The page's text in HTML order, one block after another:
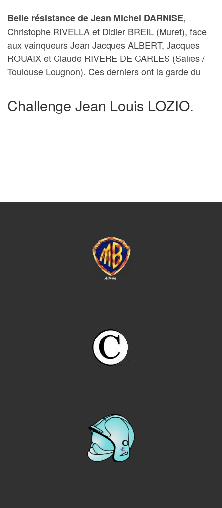
Belle résistance de Jean Michel DARNISE,
Christophe RIVELLA et Didier BREIL (Muret), face
aux vainqueurs Jean Jacques ALBERT, Jacques
ROUAIX et Claude RIVERE DE CARLES (Salies /
Toulouse Lougnon). Ces derniers ont la garde du
Challenge Jean Louis LOZIO.